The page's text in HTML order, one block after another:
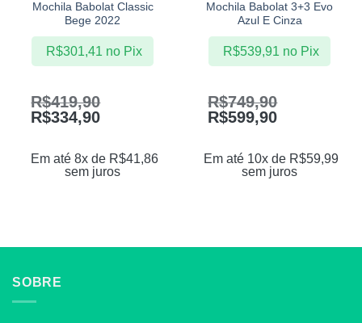
Mochila Babolat Classic
Bege 2022
R$419,90
R$334,90
Em até 8x de R$41,86
sem juros
R$301,41 no Pix
Mochila Babolat 3+3 Evo
Azul E Cinza
R$749,90
R$599,90
Em até 10x de R$59,99
sem juros
R$539,91 no Pix
SOBRE